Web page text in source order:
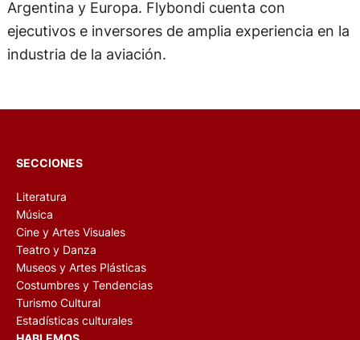
Argentina y Europa. Flybondi cuenta con
ejecutivos e inversores de amplia experiencia en la
industria de la aviación.
SECCIONES
Literatura
Música
Cine y Artes Visuales
Teatro y Danza
Museos y Artes Plásticas
Costumbres y Tendencias
Turismo Cultural
Estadísticas culturales